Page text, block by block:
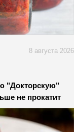
8 августа 2026
"Докторскую"
не прокатит